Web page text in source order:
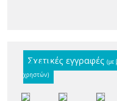
Σχετικές εγγραφές (με
χρηστών)